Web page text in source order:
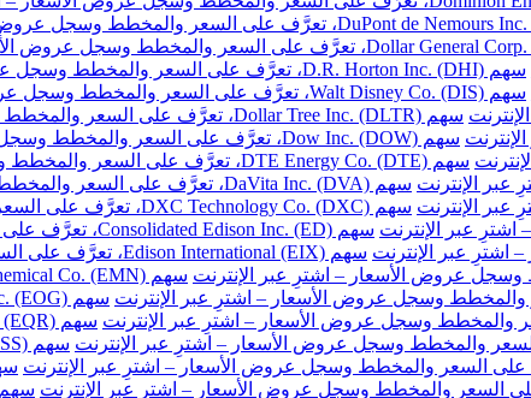
سهم D.R. Horton Inc. (DHI)، تعرَّف على السعر والمخطط وسجل عروض الأسعار – اشترِ عبر الإنترنت
سهم Walt Disney Co. (DIS)، تعرَّف على السعر والمخطط وسجل عروض الأسعار – اشترِ عبر الإنترنت
سهم Dollar Tree Inc. (DLTR)، تعرَّف على السعر والمخطط وسجل عروض الأسعار – اشترِ عبر الإنترنت
سهم Dow Inc. (DOW)، تعرَّف على السعر والمخطط وسجل عروض الأسعار – اشترِ عبر الإنترنت
سهم DTE Energy Co. (DTE)، تعرَّف على السعر والمخطط وسجل عروض الأسعار – اشترِ عبر الإنترنت
سهم DaVita Inc. (DVA)، تعرَّف على السعر والمخطط وسجل عروض الأسعار – اشترِ عبر الإنترنت
سهم DXC Technology Co. (DXC)، تعرَّف على السعر والمخطط وسجل عروض الأسعار – اشترِ عبر الإنترنت
سهم Consolidated Edison Inc. (ED)، تعرَّف على السعر والمخطط وسجل عروض الأسعار – اشترِ عبر الإنترنت
سهم Edison International (EIX)، تعرَّف على السعر والمخطط وسجل عروض الأسعار – اشترِ عبر الإنترنت